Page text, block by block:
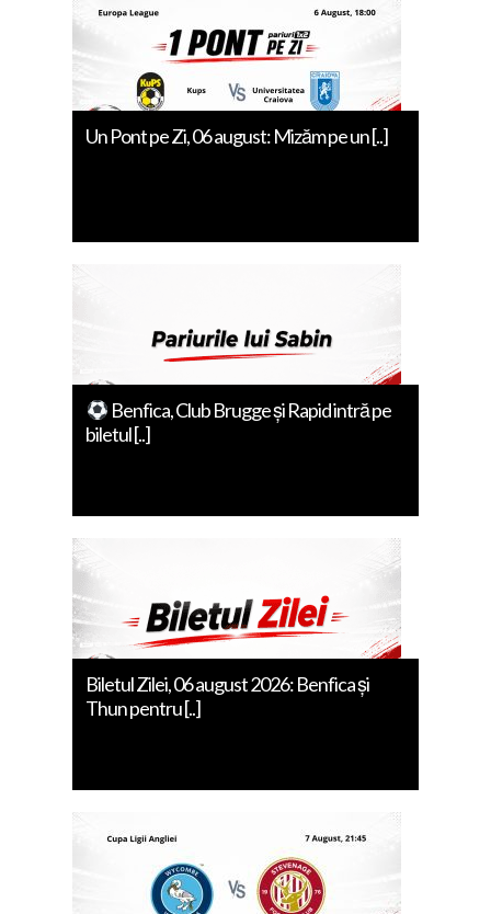
Un Pont pe Zi, 06 august: Mizăm pe un [..]
Benfica, Club Brugge și Rapid intră pe
biletul [..]
Biletul Zilei, 06 august 2026: Benfica și
Thun pentru [..]